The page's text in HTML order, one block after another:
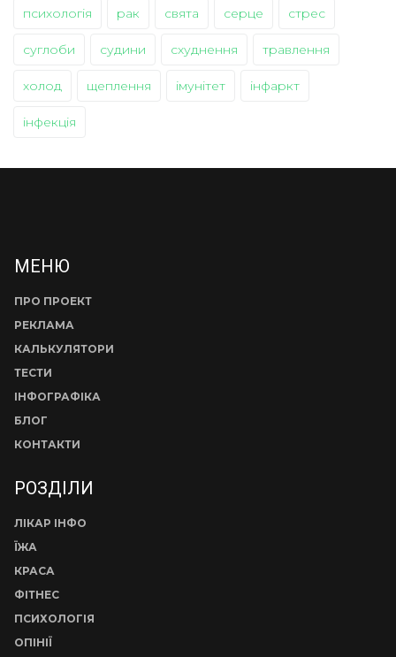
психологія рак свята серце стрес
суглоби судини схуднення травлення
холод щеплення імунітет інфаркт
інфекція
МЕНЮ
ПРО ПРОЕКТ
РЕКЛАМА
КАЛЬКУЛЯТОРИ
ТЕСТИ
ІНФОГРАФІКА
БЛОГ
КОНТАКТИ
РОЗДІЛИ
ЛІКАР ІНФО
ЇЖА
КРАСА
ФІТНЕС
ПСИХОЛОГІЯ
ОПІНІЇ